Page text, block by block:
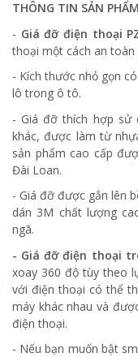
THÔNG TIN SẢN PHẨM
- Giá đỡ điện thoại
thoại một cách an toàn
- Kích thước nhỏ gọn
lô trong ô tô.
- Giá đỡ thích hợp sử
khác, được làm từ
sản phẩm cao cấp
Đài Loan.
- Giá đỡ được gắn lên
dán 3M chất lượng
ngã.
- Giá đỡ điện thoại
xoay 360 độ tùy theo
với điện thoại có thể
máy khác nhau và
điện thoại.
- Nếu bạn muốn bật